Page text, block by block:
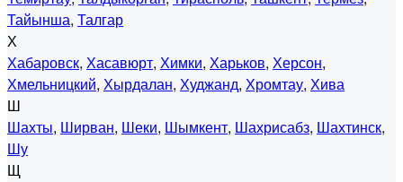
Тайынша, Талгар
Х
Хабаровск, Хасавюрт, Химки, Харьков, Херсон,
Хмельницкий, Хырдалан, Худжанд, Хромтау, Хива
Ш
Шахты, Ширван, Шеки, Шымкент, Шахрисабз, Шахтинск,
Шу
Щ